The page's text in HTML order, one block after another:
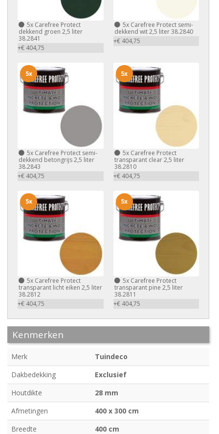
5x Carefree Protect
dekkend groen 2,5 liter
38.2841
+€ 404,75
5xCarefree Protect semi-
dekkend wit 2,5 liter 38.2840
+€ 404,75
5x Carefree Protect semi-
dekkend betongrijs 2,5 liter
38.2843
+€ 404,75
5x
5xCarefree Protect
transparant clear 2,5 liter
38.2810
+€ 404,75
5x
5x Carefree Protect
transparant licht eiken 2,5 liter
38.2812
+€ 404,75
5x
5xCarefree Protect
transparant pine 2,5 liter
38.2811
+€ 404,75
5x
Kenmerken
Merk
Tuindeco
Dakbedekking
Exclusief
Houtdikte
28 mm
Afmetingen
400 x 300 cm
Breedte
400 cm